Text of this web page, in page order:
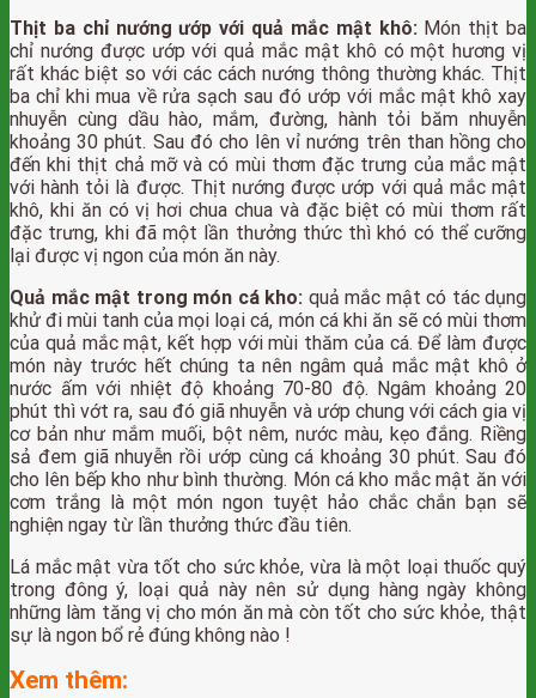
Thịt ba chỉ nướng ướp với quả mắc mật khô: Món thịt ba
chỉ nướng được ướp với quả mắc mật khô có một hương vị
rất khác biệt so với các cách nướng thông thường khác. Thịt
ba chỉ khi mua về rửa sạch sau đó ướp với mắc mật khô xay
nhuyễn cùng dầu hào, mắm, đường, hành tỏi băm nhuyễn
khoảng 30 phút. Sau đó cho lên vỉ nướng trên than hồng cho
đến khi thịt chả mỡ và có mùi thơm đặc trưng của mắc mật
với hành tỏi là được. Thịt nướng được ướp với quả mắc mật
khô, khi ăn có vị hơi chua chua và đặc biệt có mùi thơm rất
đặc trưng, khi đã một lần thưởng thức thì khó có thể cưỡng
lại được vị ngon của món ăn này.
Quả mắc mật trong món cá kho: quả mắc mật có tác dụng
khử đi mùi tanh của mọi loại cá, món cá khi ăn sẽ có mùi thơm
của quả mắc mật, kết hợp với mùi thăm của cá. Để làm được
món này trước hết chúng ta nên ngâm quả mắc mật khô ở
nước ấm với nhiệt độ khoảng 70-80 độ. Ngâm khoảng 20
phút thì vớt ra, sau đó giã nhuyễn và ướp chung với cách gia vị
cơ bản như mắm muối, bột nêm, nước màu, kẹo đắng. Riềng
sả đem giã nhuyễn rồi ướp cùng cá khoảng 30 phút. Sau đó
cho lên bếp kho như bình thường. Món cá kho mắc mật ăn với
cơm trắng là một món ngon tuyệt hảo chắc chắn bạn sẽ
nghiện ngay từ lần thưởng thức đầu tiên.
Lá mắc mật vừa tốt cho sức khỏe, vừa là một loại thuốc quý
trong đông ý, loại quả này nên sử dụng hàng ngày không
những làm tăng vị cho món ăn mà còn tốt cho sức khỏe, thật
sự là ngon bổ rẻ đúng không nào !
Xem thêm: